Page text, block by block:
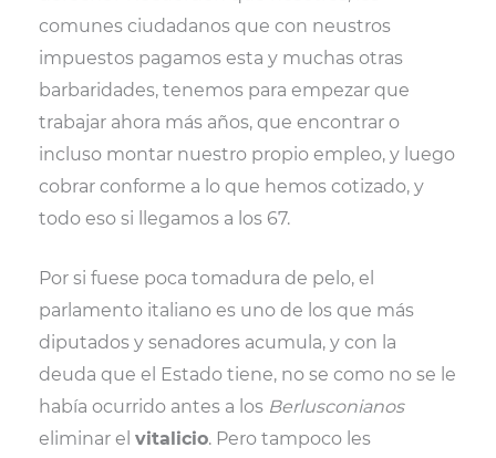
comunes ciudadanos que con neustros
impuestos pagamos esta y muchas otras
barbaridades, tenemos para empezar que
trabajar ahora más años, que encontrar o
incluso montar nuestro propio empleo, y luego
cobrar conforme a lo que hemos cotizado, y
todo eso si llegamos a los 67.
Por si fuese poca tomadura de pelo, el
parlamento italiano es uno de los que más
diputados y senadores acumula, y con la
deuda que el Estado tiene, no se como no se le
había ocurrido antes a los Berlusconianos
eliminar el vitalicio. Pero tampoco les